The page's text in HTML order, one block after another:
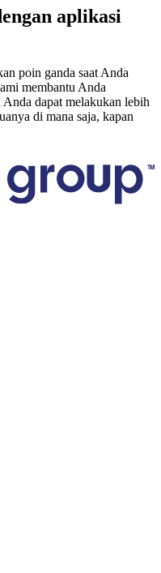
aplikasi
poin ganda saat Anda
membantu Anda
dapat melakukan lebih
di mana saja, kapan